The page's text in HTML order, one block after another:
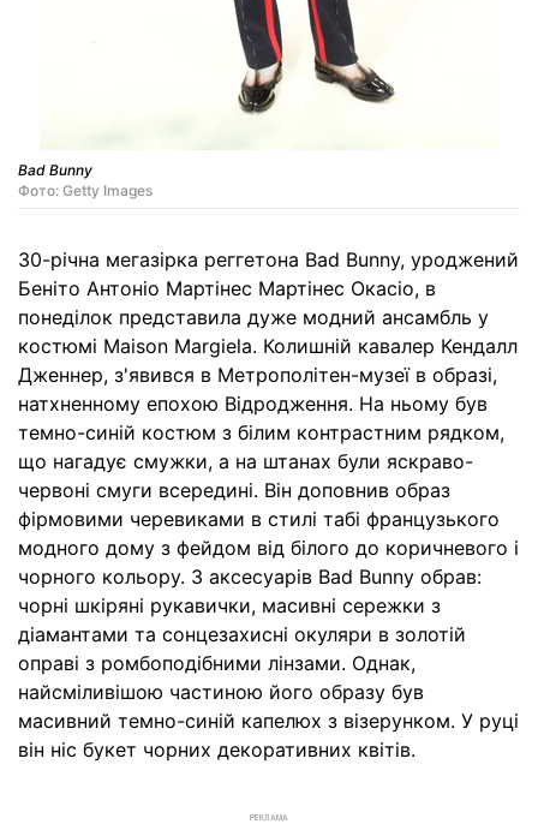
Bad Bunny
Фото: Getty Images
30-річна мегазірка реггетона Bad Bunny, уроджений
Беніто Антоніо Мартінес Мартінес Окасіо, в
понеділок представила дуже модний ансамбль у
костюмі Maison Margiela. Колишній кавалер Кендалл
Дженнер, з'явився в Метрополітен-музеї в образі,
натхненному епохою Відродження. На ньому був
темно-синій костюм з білим контрастним рядком,
що нагадує смужки, а на штанах були яскраво-
червоні смуги всередині. Він доповнив образ
фірмовими черевиками в стилі табі французького
модного дому з фейдом від білого до коричневого і
чорного кольору. З аксесуарів Bad Bunny обрав:
чорні шкіряні рукавички, масивні сережки з
діамантами та сонцезахисні окуляри в золотій
оправі з ромбоподібними лінзами. Однак,
найсміливішою частиною його образу був
масивний темно-синій капелюх з візерунком. У руці
він ніс букет чорних декоративних квітів.
РЕКЛАМА